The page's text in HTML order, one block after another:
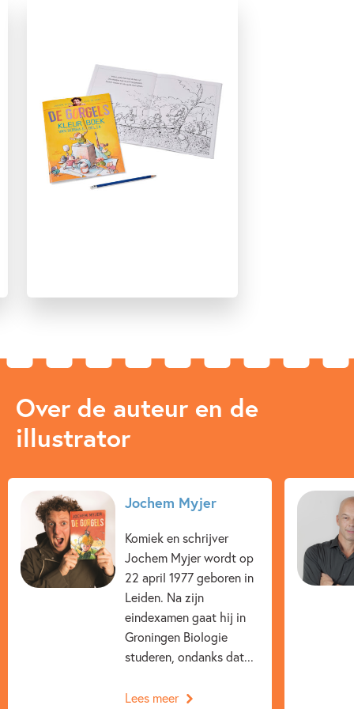
Jochem Myjer
Rick de Haas
Over de auteur en de
illustrator
Jochem Myjer
Komiek en schrijver
Jochem Myjer wordt op
22 april 1977 geboren in
Leiden. Na zijn
eindexamen gaat hij in
Groningen Biologie
studeren, ondanks dat...
Lees meer